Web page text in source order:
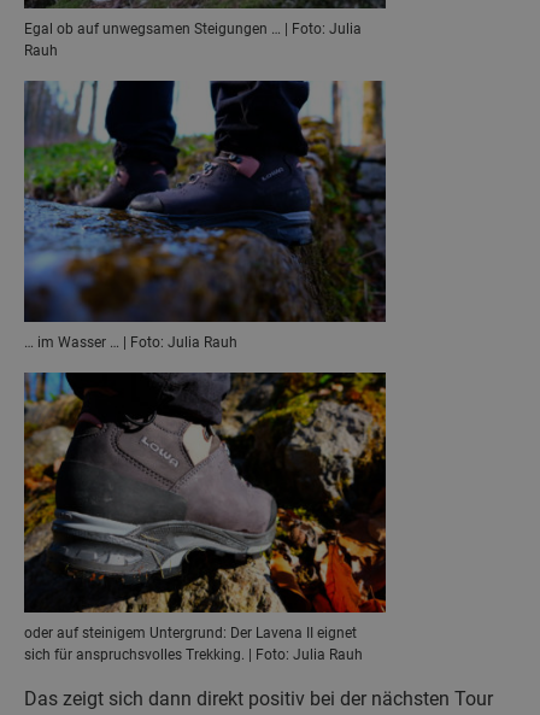
Egal ob auf unwegsamen Steigungen … | Foto: Julia
Rauh
… im Wasser … | Foto: Julia Rauh
oder auf steinigem Untergrund: Der Lavena II eignet
sich für anspruchsvolles Trekking. | Foto: Julia Rauh
Das zeigt sich dann direkt positiv bei der nächsten Tour